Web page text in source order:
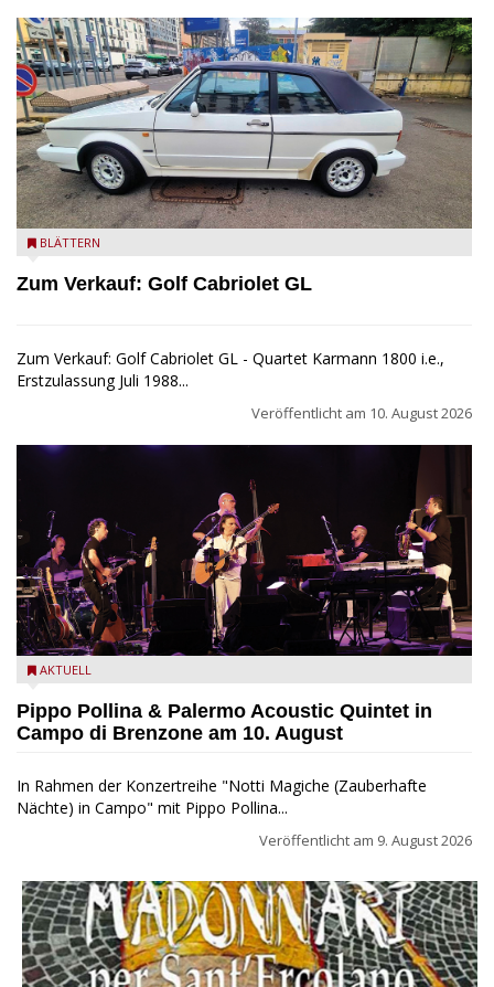
Golf Cabriolet zu verkaufen
BLÄTTERN
Zum Verkauf: Golf Cabriolet GL
Zum Verkauf: Golf Cabriolet GL - Quartet Karmann 1800 i.e.,
Erstzulassung Juli 1988...
Veröffentlicht am 10. August 2026
Pippo Pollina im Konzert mit dem Palermo Acoustic Quintet
AKTUELL
Pippo Pollina & Palermo Acoustic Quintet in
Campo di Brenzone am 10. August
In Rahmen der Konzertreihe "Notti Magiche (Zauberhafte
Nächte) in Campo" mit Pippo Pollina...
Veröffentlicht am 9. August 2026